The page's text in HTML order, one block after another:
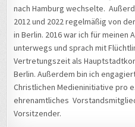
nach Hamburg wechselte.
2012 und 2022 regelmäßig von
in Berlin. 2016 war ich für
unterwegs und sprach mit
Vertretungszeit als
Berlin. Außerdem bin ich
Christlichen Medieninitiative pro
ehrenamtliches
Vorsitzender.